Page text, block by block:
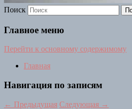
Поиск
Главное меню
Перейти к основному содержимому
Главная
Навигация по записям
← Предыдущая Следующая →